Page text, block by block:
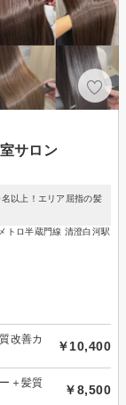
サロン
以上！エリア屈指の髪
トロ半蔵門線 清澄白河駅
改善カ
￥10,400
＋髪質
￥8,500